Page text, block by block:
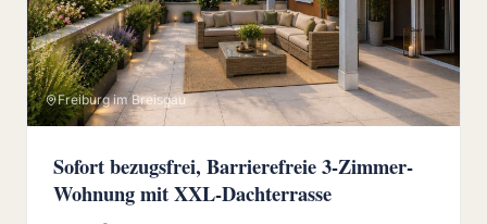
Freiburg im Breisgau
Sofort bezugsfrei, Barrierefreie 3-Zimmer-
Wohnung mit XXL-Dachterrasse